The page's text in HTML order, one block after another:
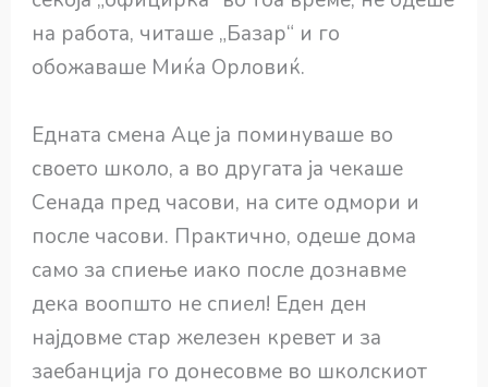
на работа, читаше „Базар“ и го
обожаваше Миќа Орловиќ.
Едната смена Аце ја поминуваше во
своето школо, а во другата ја чекаше
Сенада пред часови, на сите одмори и
после часови. Практично, одеше дома
само за спиење иако после дознавме
дека воопшто не спиел! Еден ден
најдовме стар железен кревет и за
заебанција го донесовме во школскиот